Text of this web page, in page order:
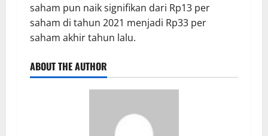
saham pun naik signifikan dari Rp13 per
saham di tahun 2021 menjadi Rp33 per
saham akhir tahun lalu.
ABOUT THE AUTHOR